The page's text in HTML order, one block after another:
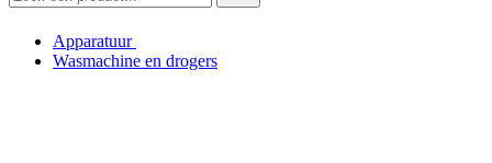
Apparatuur
Wasmachine en drogers